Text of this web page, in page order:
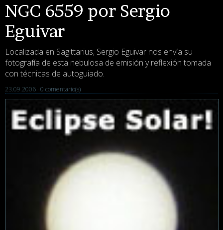
NGC 6559 por Sergio
Eguivar
Localizada en Sagittarius, Sergio Eguivar nos envía su
fotografía de esta nebulosa de emisión y reflexión tomada
con técnicas de autoguiado.
23.09.2006 · 0 comentario(s)